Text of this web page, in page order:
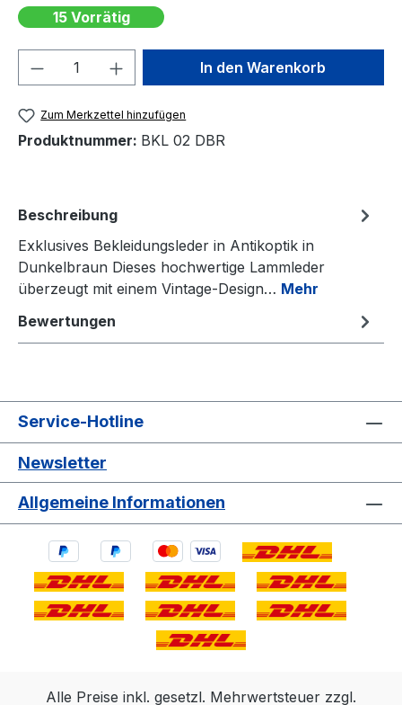
15 Vorrätig
Produkt Anzahl: Gib denIn den Warenkorb
Zum Merkzettel hinzufügen
Produktnummer: BKL 02 DBR
Beschreibung
Exklusives Bekleidungsleder in Antikoptik in
Dunkelbraun Dieses hochwertige Lammleder
überzeugt mit einem Vintage-Design… Mehr
Bewertungen
Service-Hotline
Newsletter
Allgemeine Informationen
Alle Preise inkl. gesetzl. Mehrwertsteuer zzgl.